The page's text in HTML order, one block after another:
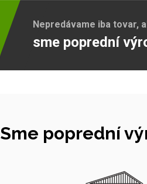
Nepredávame iba tovar,
sme poprední
Sme poprední